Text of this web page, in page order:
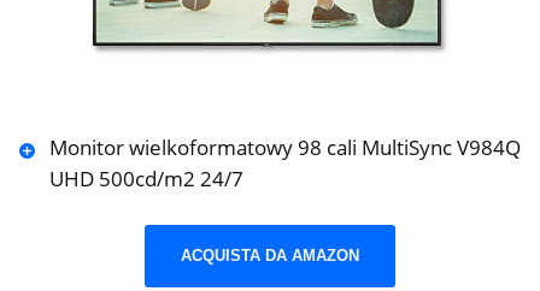
Monitor wielkoformatowy 98 cali MultiSync V984Q
UHD 500cd/m2 24/7
ACQUISTA DA AMAZON